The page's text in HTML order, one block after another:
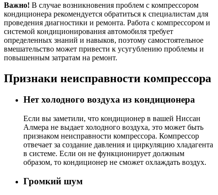
Важно! В случае возникновения проблем с компрессором
кондиционера рекомендуется обратиться к специалистам для
проведения диагностики и ремонта. Работа с компрессором и
системой кондиционирования автомобиля требует
определенных знаний и навыков, поэтому самостоятельное
вмешательство может привести к усугублению проблемы и
повышенным затратам на ремонт.
Признаки неисправности компрессора
Нет холодного воздуха из кондиционера
Если вы заметили, что кондиционер в вашей Ниссан
Алмера не выдает холодного воздуха, это может быть
признаком неисправности компрессора. Компрессор
отвечает за создание давления и циркуляцию хладагента
в системе. Если он не функционирует должным
образом, то кондиционер не сможет охлаждать воздух.
Громкий шум